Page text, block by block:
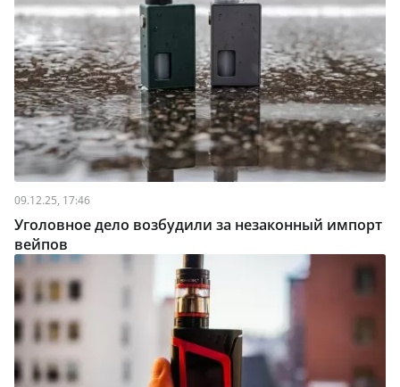
09.12.25, 17:46
Уголовное дело возбудили за незаконный импорт
вейпов